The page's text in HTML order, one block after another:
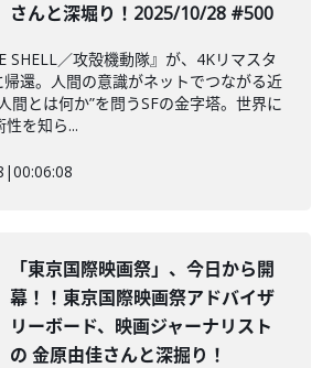
さんと深堀り！2025/10/28 #500
SHELL／攻殻機動隊』が、4Kリマスタ
帰還。人間の意識がネットでつながる近
間とは何か”を問うSFの金字塔。世界に
性を知ら...
|00:06:08
「東京国際映画祭」、今日から開
幕！！東京国際映画祭アドバイザ
リーボード、映画ジャーナリスト
の 金原由佳さんと深掘り！